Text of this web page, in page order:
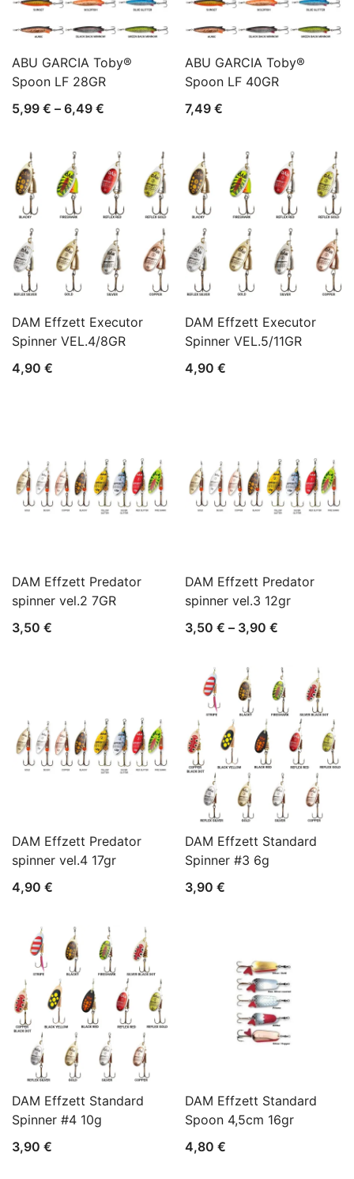
ABU GARCIA Toby®
Spoon LF 28GR
5,99 € – 6,49 €
od
5,99 €
do
6,49 €
ABU GARCIA Toby®
Spoon LF 40GR
7,49 €
DAM Effzett Executor
Spinner VEL.4/8GR
4,90 €
DAM Effzett Executor
Spinner VEL.5/11GR
4,90 €
DAM Effzett Predator
spinner vel.2 7GR
3,50 €
DAM Effzett Predator
spinner vel.3 12gr
3,50 € – 3,90 €
od
3,50 €
do
3,90 €
DAM Effzett Predator
spinner vel.4 17gr
4,90 €
DAM Effzett Standard
Spinner #3 6g
3,90 €
DAM Effzett Standard
Spinner #4 10g
3,90 €
DAM Effzett Standard
Spoon 4,5cm 16gr
4,80 €